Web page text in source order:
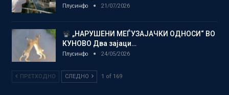
Плусинфо 21/07/2026
„НАРУШЕНИ МЕЃУЗАЈАЧКИ ОДНОСИ“ ВО
КУНОВО Два зајаци…
Плусинфо 24/05/2026
ПРЕТХОДНО СЛЕДНО 1 of 169